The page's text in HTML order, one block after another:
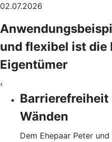
02.07.2026
und flexibel ist die
Eigentümer
‹
Barrierefreiheit
Wänden
Dem Ehepaar Peter